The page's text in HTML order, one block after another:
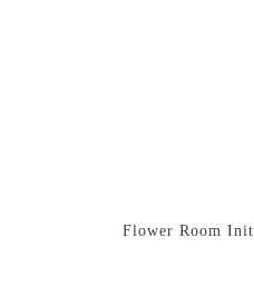
Flower Room